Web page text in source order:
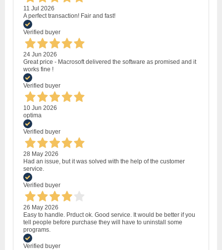
11 Jul 2026
A perfect transaction! Fair and fast!
Verified buyer
24 Jun 2026
Great price - Macrosoft delivered the software as promised and it
works fine !
Verified buyer
10 Jun 2026
optima
Verified buyer
28 May 2026
Had an issue, but it was solved with the help of the customer
service.
Verified buyer
26 May 2026
Easy to handle. Prduct ok. Good service. It would be better if you
tell people before purchase they will have to uninstall some
programs.
Verified buyer